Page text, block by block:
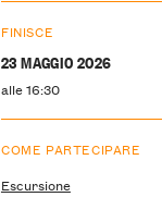
FINISCE
23 MAGGIO 2026
alle 16:30
COME PARTECIPARE
Escursione